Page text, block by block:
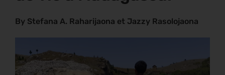
By Stefana A. Raharijaona et Jazzy Rasolojaona